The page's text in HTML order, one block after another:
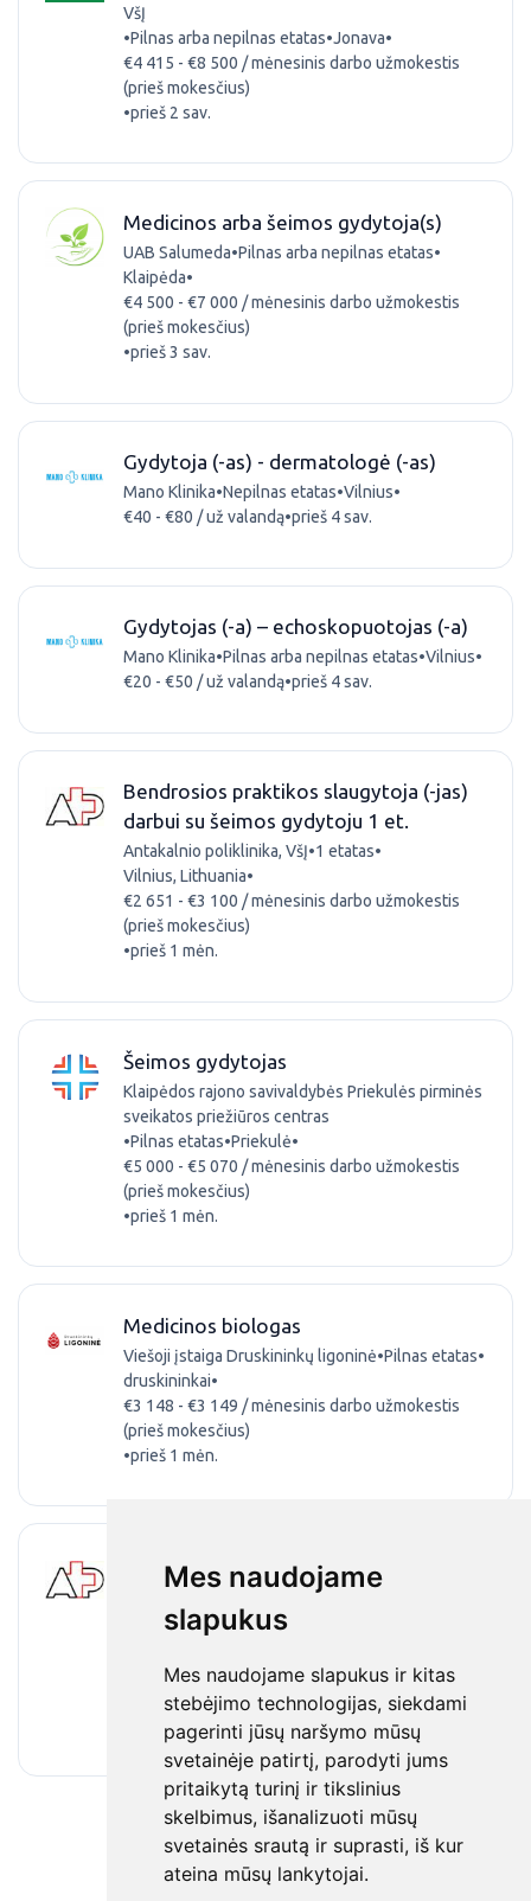
Mes naudojame
slapukus
Mes naudojame slapukus ir kitas
stebėjimo technologijas, siekdami
pagerinti jūsų naršymo mūsų
svetainėje patirtį, parodyti jums
pritaikytą turinį ir tikslinius
skelbimus, išanalizuoti mūsų
svetainės srautą ir suprasti, iš kur
ateina mūsų lankytojai.
VšĮ
•Pilnas arba nepilnas etatas•Jonava•
€4 415 - €8 500 / mėnesinis darbo užmokestis
(prieš mokesčius)
•prieš 2 sav.
Medicinos arba šeimos gydytoja(s)
UAB Salumeda•Pilnas arba nepilnas etatas•
Klaipėda•
€4 500 - €7 000 / mėnesinis darbo užmokestis
(prieš mokesčius)
•prieš 3 sav.
Gydytoja (-as) - dermatologė (-as)
Mano Klinika•Nepilnas etatas•Vilnius•
€40 - €80 / už valandą•prieš 4 sav.
Gydytojas (-a) – echoskopuotojas (-a)
Mano Klinika•Pilnas arba nepilnas etatas•Vilnius•
€20 - €50 / už valandą•prieš 4 sav.
Bendrosios praktikos slaugytoja (-jas)
darbui su šeimos gydytoju 1 et.
Antakalnio poliklinika, VšĮ•1 etatas•
Vilnius, Lithuania•
€2 651 - €3 100 / mėnesinis darbo užmokestis
(prieš mokesčius)
•prieš 1 mėn.
Šeimos gydytojas
Klaipėdos rajono savivaldybės Priekulės pirminės
sveikatos priežiūros centras
•Pilnas etatas•Priekulė•
€5 000 - €5 070 / mėnesinis darbo užmokestis
(prieš mokesčius)
•prieš 1 mėn.
Medicinos biologas
Viešoji įstaiga Druskininkų ligoninė•Pilnas etatas•
druskininkai•
€3 148 - €3 149 / mėnesinis darbo užmokestis
(prieš mokesčius)
•prieš 1 mėn.
Gydytojas (-ja) radiologas (-ė) krūties
mamografijų vertinimui
Antakalnio poliklinika, VšĮ
€5 800 - €6 700 / mėnesinis darbo užmokestis
(prieš mokesčius)
prieš 1 mėn.